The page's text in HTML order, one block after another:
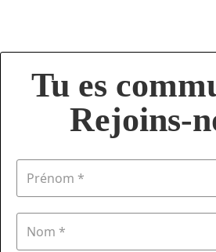
Tu es
Rejoins-